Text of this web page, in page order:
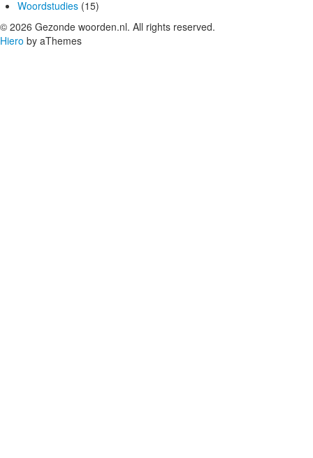
Woordstudies (15)
© 2026 Gezonde woorden.nl. All rights reserved.
Hiero by aThemes